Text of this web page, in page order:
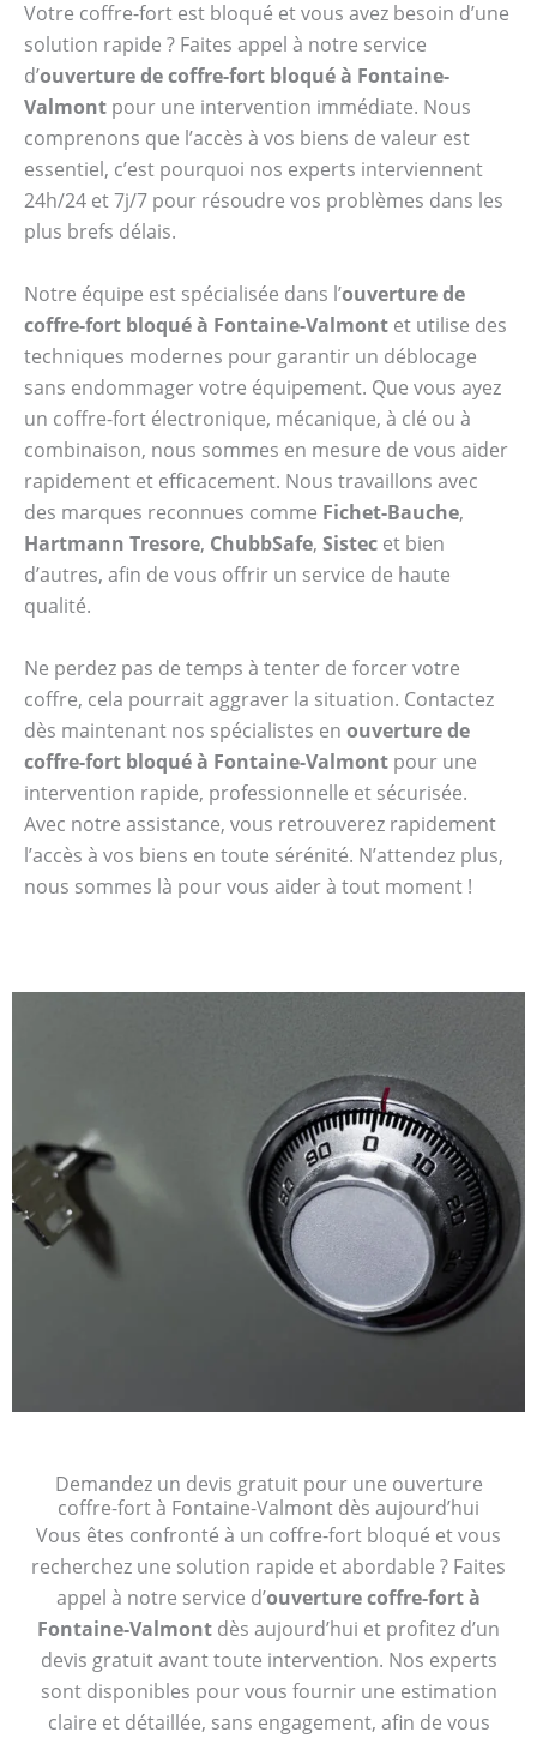
Votre coffre-fort est bloqué et vous avez besoin d’une
solution rapide ? Faites appel à notre service
d’ouverture de coffre-fort bloqué à Fontaine-
Valmont pour une intervention immédiate. Nous
comprenons que l’accès à vos biens de valeur est
essentiel, c’est pourquoi nos experts interviennent
24h/24 et 7j/7 pour résoudre vos problèmes dans les
plus brefs délais.
Notre équipe est spécialisée dans l’ouverture de
coffre-fort bloqué à Fontaine-Valmont et utilise des
techniques modernes pour garantir un déblocage
sans endommager votre équipement. Que vous ayez
un coffre-fort électronique, mécanique, à clé ou à
combinaison, nous sommes en mesure de vous aider
rapidement et efficacement. Nous travaillons avec
des marques reconnues comme Fichet-Bauche,
Hartmann Tresore, ChubbSafe, Sistec et bien
d’autres, afin de vous offrir un service de haute
qualité.
Ne perdez pas de temps à tenter de forcer votre
coffre, cela pourrait aggraver la situation. Contactez
dès maintenant nos spécialistes en ouverture de
coffre-fort bloqué à Fontaine-Valmont pour une
intervention rapide, professionnelle et sécurisée.
Avec notre assistance, vous retrouverez rapidement
l’accès à vos biens en toute sérénité. N’attendez plus,
nous sommes là pour vous aider à tout moment !
Demandez un devis gratuit pour une ouverture
coffre-fort à Fontaine-Valmont dès aujourd’hui
Vous êtes confronté à un coffre-fort bloqué et vous
recherchez une solution rapide et abordable ? Faites
appel à notre service d’ouverture coffre-fort à
Fontaine-Valmont dès aujourd’hui et profitez d’un
devis gratuit avant toute intervention. Nos experts
sont disponibles pour vous fournir une estimation
claire et détaillée, sans engagement, afin de vous